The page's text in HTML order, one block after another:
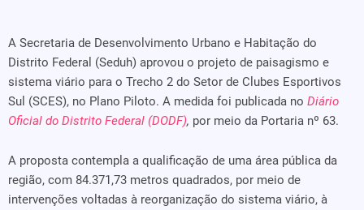
A Secretaria de Desenvolvimento Urbano e Habitação do
Distrito Federal (Seduh) aprovou o projeto de paisagismo e
sistema viário para o Trecho 2 do Setor de Clubes Esportivos
Sul (SCES), no Plano Piloto. A medida foi publicada no Diário
Oficial do Distrito Federal (DODF), por meio da Portaria nº 63.
A proposta contempla a qualificação de uma área pública da
região, com 84.371,73 metros quadrados, por meio de
intervenções voltadas à reorganização do sistema viário, à